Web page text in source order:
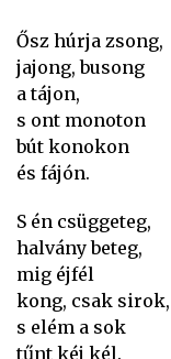
Ősz húrja zsong,
jajong, busong
a tájon,
s ont monoton
bút konokon
és fájón.
S én csüggeteg,
halvány beteg,
mig éjfél
kong, csak sirok,
s elém a sok
tűnt kéj kél.